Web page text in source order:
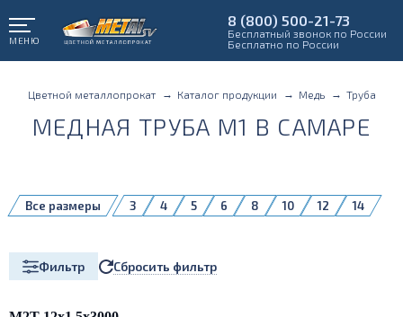
МЕНЮ
8 (800) 500-21-73
Бесплатный звонок по России
Бесплатно по России
Цветной металлопрокат Каталог продукции Медь Труба
МЕДНАЯ ТРУБА М1 В САМАРЕ
3 4 5 6 8 10 12
14
Все размеры
Фильтр Сбросить фильтр